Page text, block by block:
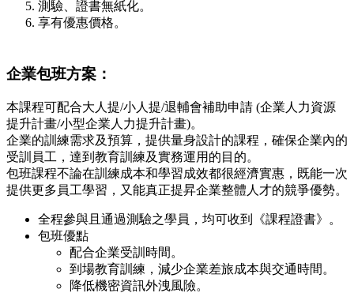
測驗、證書無紙化。
享有優惠價格。
企業包班方案：
本課程可配合大人提/小人提/退輔會補助申請 (企業人力資源
提升計畫/小型企業人力提升計畫)。
企業的訓練需求及預算，提供量身設計的課程，確保企業內的
受訓員工，達到教育訓練及實務運用的目的。
包班課程不論在訓練成本和學習成效都很經濟實惠，既能一次
提供更多員工學習，又能真正提昇企業整體人才的競爭優勢。
全程參與且通過測驗之學員，均可收到《課程證書》。
包班優點
配合企業受訓時間。
到場教育訓練，減少企業差旅成本與交通時間。
降低機密資訊外洩風險。